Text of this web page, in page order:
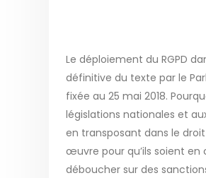
Le déploiement du RGPD
définitive du texte par le
fixée au 25 mai 2018.
législations nationales et
en transposant dans le
œuvre pour qu’ils soient
déboucher sur des